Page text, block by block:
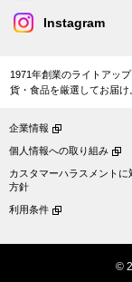
Instagram
1971年創業のライトアッ
貨・食品を厳選してお届け
企業情報
個人情報への取り組み
カスタマーハラスメントに
方針
利用条件
©